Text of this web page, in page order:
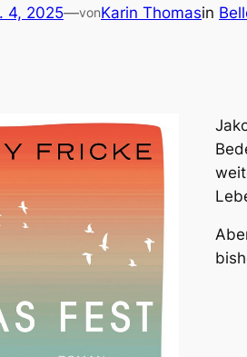
4, 2025—vonKarin Thomasin